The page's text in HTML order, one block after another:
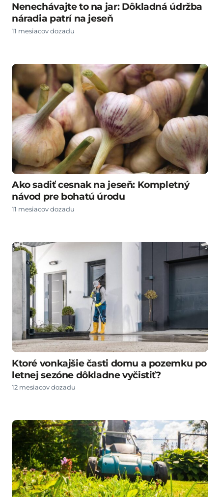
Nenechávajte to na jar: Dôkladná údržba
náradia patrí na jeseň
11 mesiacov dozadu
Ako sadiť cesnak na jeseň: Kompletný
návod pre bohatú úrodu
11 mesiacov dozadu
Ktoré vonkajšie časti domu a pozemku po
letnej sezóne dôkladne vyčistiť?
12 mesiacov dozadu